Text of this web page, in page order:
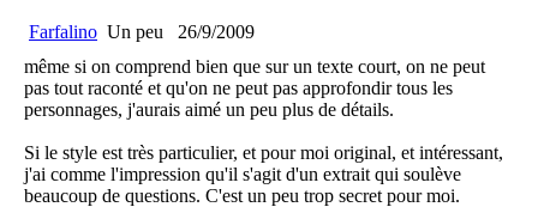
Farfalino Un peu
26/9/2009
même si on comprend bien que sur un texte court, on ne peut
pas tout raconté et qu'on ne peut pas approfondir tous les
personnages, j'aurais aimé un peu plus de détails.
Si le style est très particulier, et pour moi original, et intéressant,
j'ai comme l'impression qu'il s'agit d'un extrait qui soulève
beaucoup de questions. C'est un peu trop secret pour moi.